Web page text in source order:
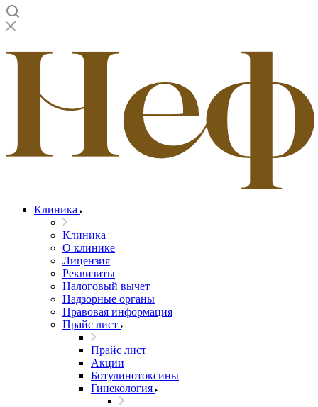
Клиника
Клиника
О клинике
Лицензия
Реквизиты
Налоговый вычет
Надзорные органы
Правовая информация
Прайс лист
Прайс лист
Акции
Ботулинотоксины
Гинекология